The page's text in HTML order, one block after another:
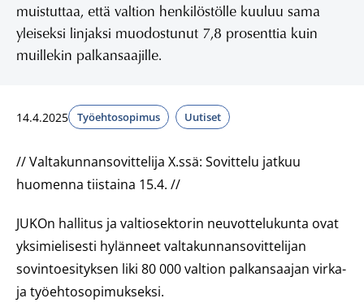
muistuttaa, että valtion henkilöstölle kuuluu sama
yleiseksi linjaksi muodostunut 7,8 prosenttia kuin
muillekin palkansaajille.
14.4.2025 Työehtosopimus Uutiset
// Valtakunnansovittelija X.ssä: Sovittelu jatkuu
huomenna tiistaina 15.4. //
JUKOn hallitus ja valtiosektorin neuvottelukunta ovat
yksimielisesti hylänneet valtakunnansovittelijan
sovintoesityksen liki 80 000 valtion palkansaajan virka-
ja työehtosopimukseksi.